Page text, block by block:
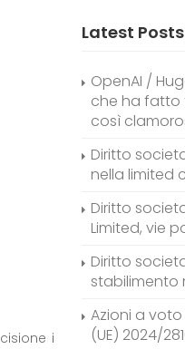
i
Latest Posts
OpenAI /
che ha fatto
così
Diritto
nella limited
Diritto
Limited, vie
Diritto
stabilimento
Azioni a
(UE) 2024/